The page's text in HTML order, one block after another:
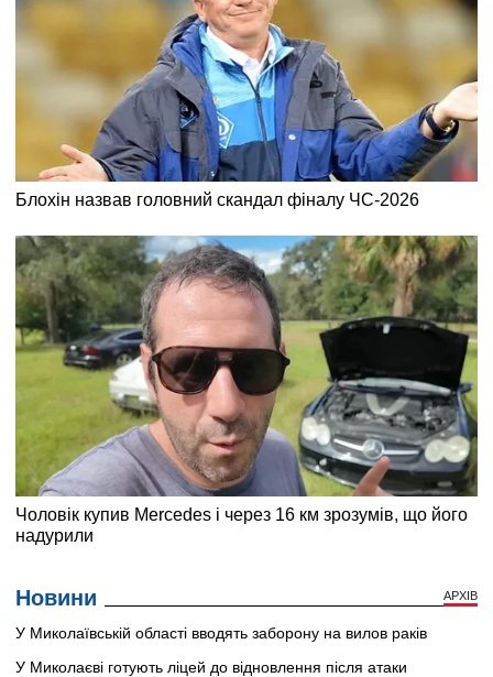
Новини АРХІВ
У Миколаївській області вводять заборону на вилов раків
У Миколаєві готують ліцей до відновлення після атаки